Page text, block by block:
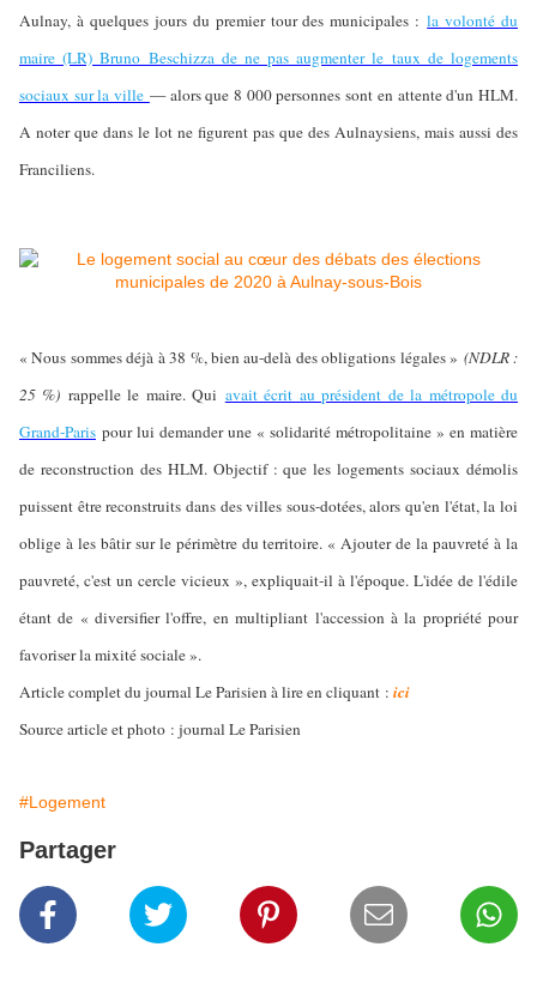
Aulnay, à quelques jours du premier tour des municipales :la volonté du
maire (LR) Bruno Beschizza de ne pas augmenter le taux de logements
sociaux sur la ville — alors que 8 000 personnes sont en attente d'un HLM.
A noter que dans le lot ne figurent pas que des Aulnaysiens, mais aussi des
Franciliens.
« Nous sommes déjà à 38 %, bien au-delà des obligations légales » (NDLR :
25 %) rappelle le maire. Qui avait écrit au président de la métropole du
Grand-Paris pour lui demander une « solidarité métropolitaine » en matière
de reconstruction des HLM. Objectif : que les logements sociaux démolis
puissent être reconstruits dans des villes sous-dotées, alors qu'en l'état, la loi
oblige à les bâtir sur le périmètre du territoire. « Ajouter de la pauvreté à la
pauvreté, c'est un cercle vicieux », expliquait-il à l'époque. L'idée de l'édile
étant de « diversifier l'offre, en multipliant l'accession à la propriété pour
favoriser la mixité sociale ».
Article complet du journal Le Parisien à lire en cliquant : ici
Source article et photo : journal Le Parisien
#Logement
Partager